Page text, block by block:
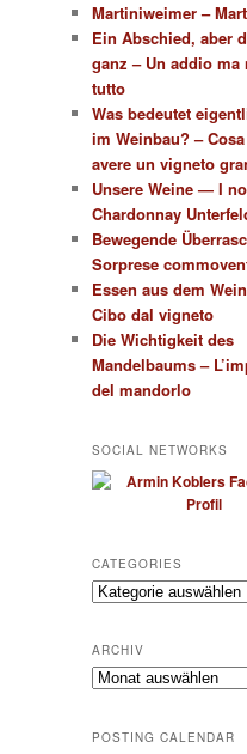
Martiniweimer –
Ein Abschied, aber
ganz – Un addio ma
tutto
Was bedeutet
im Weinbau? –
avere un vigneto
Unsere Weine — I
Chardonnay
Bewegende
Sorprese
Essen aus dem
Cibo dal vigneto
Die Wichtigkeit des
Mandelbaums –
del mandorlo
SOCIAL NETWORKS
CATEGORIES
Categories
ARCHIV
Archiv
POSTING CALENDAR